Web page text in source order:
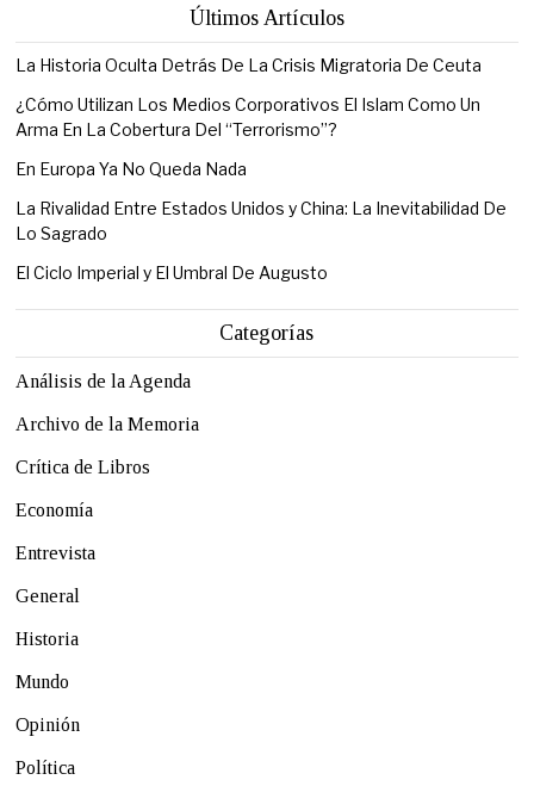
Últimos Artículos
La Historia Oculta Detrás De La Crisis Migratoria De Ceuta
¿Cómo Utilizan Los Medios Corporativos El Islam Como Un
Arma En La Cobertura Del “Terrorismo”?
En Europa Ya No Queda Nada
La Rivalidad Entre Estados Unidos y China: La Inevitabilidad De
Lo Sagrado
El Ciclo Imperial y El Umbral De Augusto
Categorías
Análisis de la Agenda
Archivo de la Memoria
Crítica de Libros
Economía
Entrevista
General
Historia
Mundo
Opinión
Política